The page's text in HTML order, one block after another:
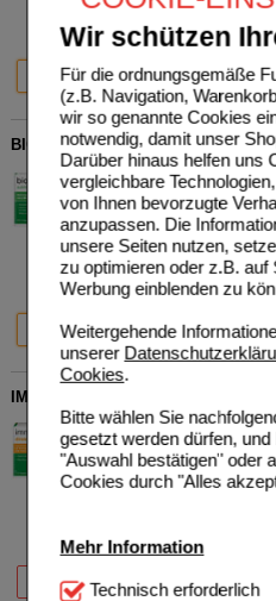
Wir schützen
Für die ordnungsgemäße
(z.B. Navigation,
wir so genannte Cookies
notwendig, damit unser
Darüber hinaus helfen uns
vergleichbare
von Ihnen bevorzugte
anzupassen. Die
unsere Seiten nutzen,
zu optimieren oder z.B. auf
Werbung einblenden zu
Weitergehende
unserer
Cookies.
Bitte wählen Sie
gesetzt werden dürfen,
"Auswahl bestätigen" oder
Cookies durch "Alles
Mehr Information
Technisch Notwendig:
Technisch erforderlich
7 St 30 St
BIOTICLOGES subtilis Kapseln
Dr. Loges + Co. GmbH
20009859
15St Kapseln
15 St 30 St
IMMUNLOGES direkt Trinkampullen
Dr. Loges + Co. GmbH
19927604
30St Trinkampullen
7 St 30 St